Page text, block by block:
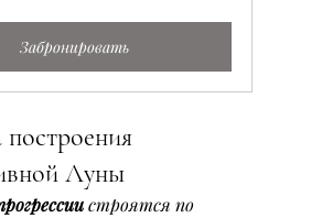
Забронировать
Луны
строятся по